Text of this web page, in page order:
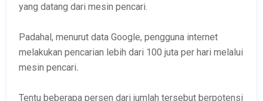
yang datang dari mesin pencari.
Padahal, menurut data Google, pengguna internet
melakukan pencarian lebih dari 100 juta per hari melalui
mesin pencari.
Tentu beberapa persen dari jumlah tersebut berpotensi